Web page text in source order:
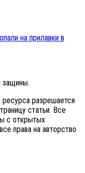
на прилавки в
защины.
разрешается
статьи. Все
с открытых
права на авторство